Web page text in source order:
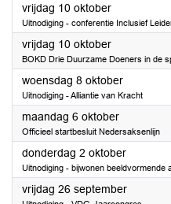
vrijdag 10 oktober2025
Uitnodiging - conferentie Inclusief
vrijdag 10 oktober2025
BOKD Drie Duurzame Doeners in de
woensdag 8 oktober2025
Uitnodiging - Alliantie van Kracht
maandag 6 oktober2025
Officieel startbesluit Nedersaksenlijn
donderdag 2 oktober2025
Uitnodiging - bijwonen beeldvormende
vrijdag 26 september2025